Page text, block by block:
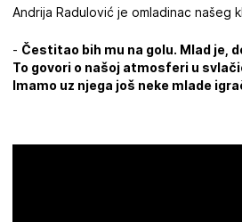
Andrija Radulović je omladinac
- Čestitao bih mu na golu. Mlad je,
To govori o našoj atmosferi u
Imamo uz njega još neke mlade